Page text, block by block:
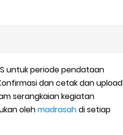
& PDF (Ditjen Pendis)
Baru
di Madrasah
untuk periode pendataan
dan cetak dan upload
serangkaian kegiatan
olehmadrasahdi setiap